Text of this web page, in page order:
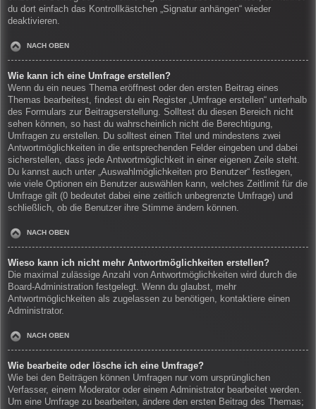
du dort einfach das Kontrollkästchen „Signatur anhängen“ wieder
deaktivieren.
NACH OBEN
Wie kann ich eine Umfrage erstellen?
Wenn du ein neues Thema eröffnest oder den ersten Beitrag eines
Themas bearbeitest, findest du ein Register „Umfrage erstellen“ unterhalb
des Formulars zur Beitragserstellung. Solltest du diesen Bereich nicht
sehen können, so hast du wahrscheinlich nicht die Berechtigung,
Umfragen zu erstellen. Du solltest einen Titel und mindestens zwei
Antwortmöglichkeiten in die entsprechenden Felder eingeben und dabei
sicherstellen, dass jede Antwortmöglichkeit in einer eigenen Zeile steht.
Du kannst auch unter „Auswahlmöglichkeiten pro Benutzer“ festlegen,
wie viele Optionen ein Benutzer auswählen kann, welches Zeitlimit für die
Umfrage gilt (0 bedeutet dabei eine zeitlich unbegrenzte Umfrage) und
schließlich, ob die Benutzer ihre Stimme ändern können.
NACH OBEN
Wieso kann ich nicht mehr Antwortmöglichkeiten erstellen?
Die maximal zulässige Anzahl von Antwortmöglichkeiten wird durch die
Board-Administration festgelegt. Wenn du glaubst, mehr
Antwortmöglichkeiten als zugelassen zu benötigen, kontaktiere einen
Administrator.
NACH OBEN
Wie bearbeite oder lösche ich eine Umfrage?
Wie bei den Beiträgen können Umfragen nur vom ursprünglichen
Verfasser, einem Moderator oder einem Administrator bearbeitet werden.
Um eine Umfrage zu bearbeiten, ändere den ersten Beitrag des Themas;